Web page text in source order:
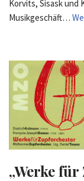
Korvits, Sisask und
Musikgeschäft…
„Werke